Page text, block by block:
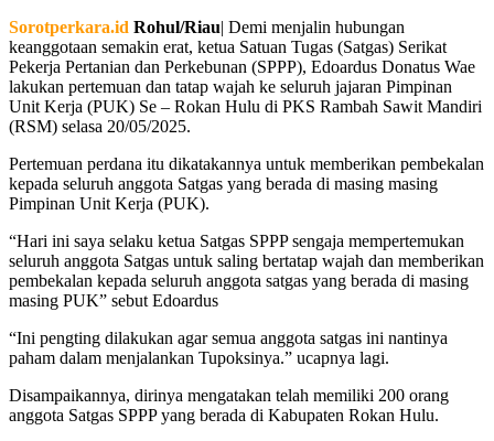
Sorotperkara.id Rohul/Riau| Demi menjalin hubungan
keanggotaan semakin erat, ketua Satuan Tugas (Satgas) Serikat
Pekerja Pertanian dan Perkebunan (SPPP), Edoardus Donatus Wae
lakukan pertemuan dan tatap wajah ke seluruh jajaran Pimpinan
Unit Kerja (PUK) Se – Rokan Hulu di PKS Rambah Sawit Mandiri
(RSM) selasa 20/05/2025.
Pertemuan perdana itu dikatakannya untuk memberikan pembekalan
kepada seluruh anggota Satgas yang berada di masing masing
Pimpinan Unit Kerja (PUK).
“Hari ini saya selaku ketua Satgas SPPP sengaja mempertemukan
seluruh anggota Satgas untuk saling bertatap wajah dan memberikan
pembekalan kepada seluruh anggota satgas yang berada di masing
masing PUK” sebut Edoardus
“Ini pengting dilakukan agar semua anggota satgas ini nantinya
paham dalam menjalankan Tupoksinya.” ucapnya lagi.
Disampaikannya, dirinya mengatakan telah memiliki 200 orang
anggota Satgas SPPP yang berada di Kabupaten Rokan Hulu.